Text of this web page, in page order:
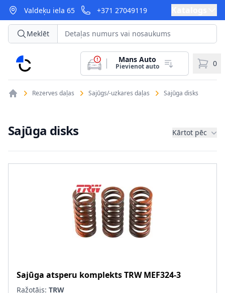
Valdeķu iela 65 +371 27049119
CarParts
Meklēt
Mans Auto
Pievienot auto 0
Rezerves daļas Sajūgs/-uzkares daļas Sajūga disks
Sajūga disks Kārtot pēc
Sajūga atsperu komplektsTRW MEF324-3
Ražotājs: TRW